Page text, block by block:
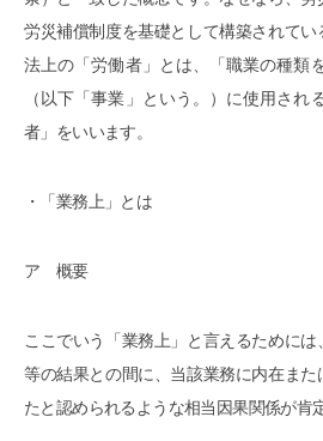
労災補償制度を基礎として構築されて
法上の「労働者」とは、「職業の種類
（以下「事業」という。）に使用され
者」をいいます。
・「業務上」とは
ア 概要
ここでいう「業務上」と言えるために
等の結果との間に、当該業務に内在ま
たと認められるような相当因果関係が肯